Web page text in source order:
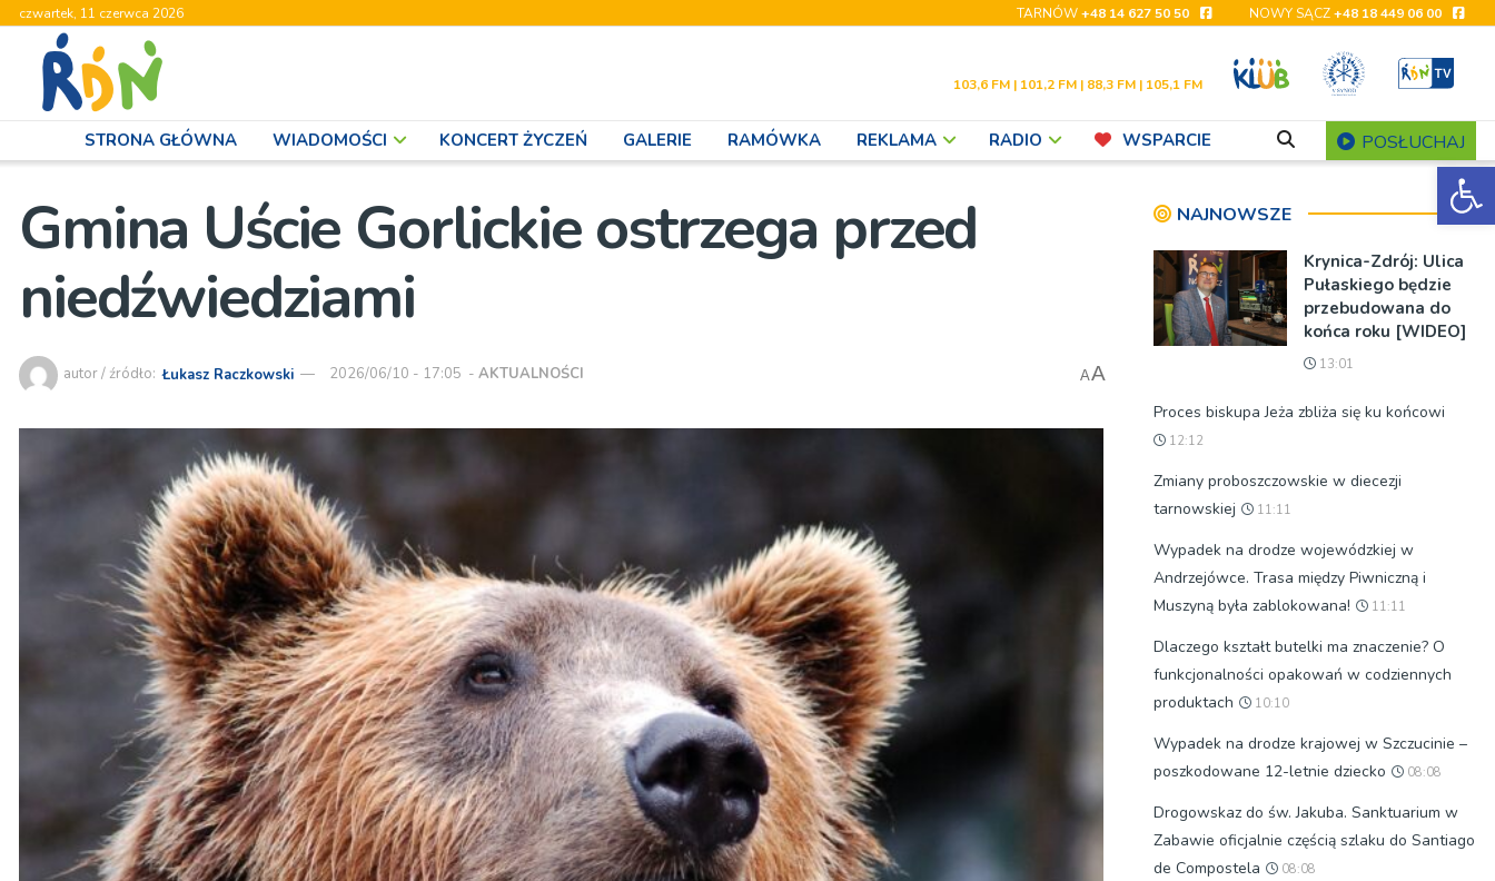
czwartek, 11 czerwca 2026 TARNÓW+48 14 627 50 50 NOWY SĄCZ+48 18 449 06 00
103,6 FM | 101,2 FM | 88,3 FM | 105,1 FM
STRONA GŁÓWNA WIADOMOŚCI KONCERT ŻYCZEŃ GALERIE RAMÓWKA REKLAMA RADIO WSPARCIE POSŁUCHAJ
Gmina Uście Gorlickie ostrzega przed
niedźwiedziami
autor / źródło: Łukasz Raczkowski 2026/06/10 - 17:05 - AKTUALNOŚCI AA
NAJNOWSZE
Krynica-Zdrój: Ulica
Pułaskiego będzie
przebudowana do
końca roku [WIDEO]
13:01
Proces biskupa Jeża zbliża się ku końcowi
12:12
Zmiany proboszczowskie w diecezji
tarnowskiej
11:11
Wypadek na drodze wojewódzkiej w
Andrzejówce. Trasa między Piwniczną i
Muszyną była zablokowana!
11:11
Dlaczego kształt butelki ma znaczenie? O
funkcjonalności opakowań w codziennych
produktach
10:10
Wypadek na drodze krajowej w Szczucinie –
poszkodowane 12-letnie dziecko
08:08
Drogowskaz do św. Jakuba. Sanktuarium w
Zabawie oficjalnie częścią szlaku do Santiago
de Compostela
08:08